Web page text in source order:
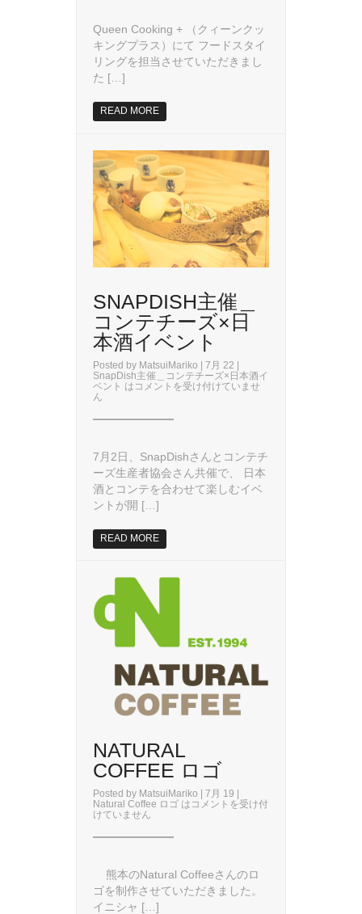
Queen Cooking + （クィーンクッ
キングプラス）にて フードスタイ
リングを担当させていただきまし
た […]
READ MORE
SNAPDISH主催＿
コンテチーズ×日
本酒イベント
Posted by MatsuiMariko | 7月 22 |
SnapDish主催＿コンテチーズ×日本酒イ
ベント は コメントを受け付けていませ
ん
7月2日、SnapDishさんとコンテチ
ーズ生産者協会さん共催で、 日本
酒とコンテを合わせて楽しむイベ
ントが開 […]
READ MORE
NATURAL
COFFEE ロゴ
Posted by MatsuiMariko | 7月 19 |
Natural Coffee ロゴ は コメントを受け付
けていません
熊本のNatural Coffeeさんのロ
ゴを制作させていただきました。
イニシャ […]